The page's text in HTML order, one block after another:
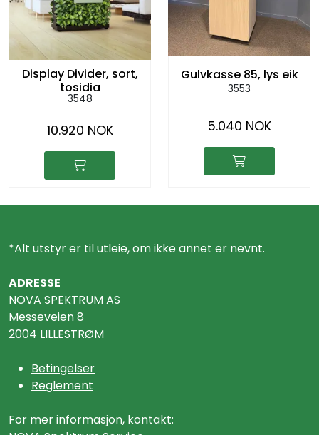
Display Divider, sort,
tosidig
3548
10.920 NOK
Gulvkasse 85, lys eik
3553
5.040 NOK
*Alt utstyr er til utleie, om ikke annet er nevnt.
ADRESSE
NOVA SPEKTRUM AS
Messeveien 8
2004 LILLESTRØM
Betingelser
Reglement
For mer informasjon, kontakt: